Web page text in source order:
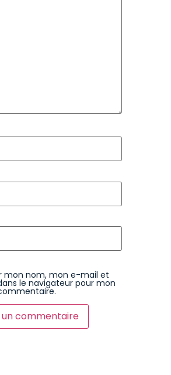
mon nom, mon e-mail et
le navigateur pour mon